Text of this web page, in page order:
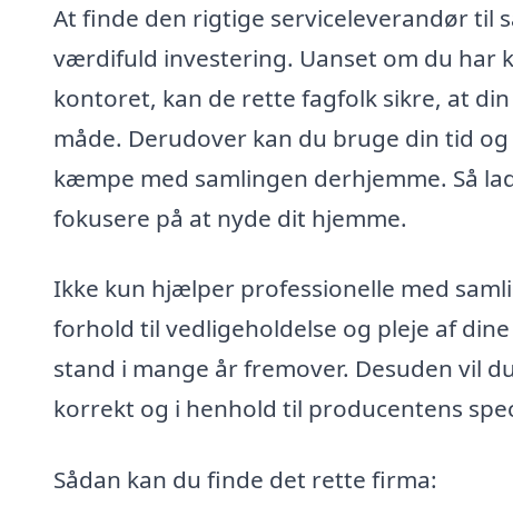
At finde den rigtige serviceleverandør til
værdifuld investering. Uanset om du har
kontoret, kan de rette fagfolk sikre, at
måde. Derudover kan du bruge din tid
kæmpe med samlingen derhjemme. Så
fokusere på at nyde dit hjemme.
Ikke kun hjælper professionelle med
forhold til vedligeholdelse og pleje af
stand i mange år fremover. Desuden vil
korrekt og i henhold til producentens
Sådan kan du finde det rette firma: